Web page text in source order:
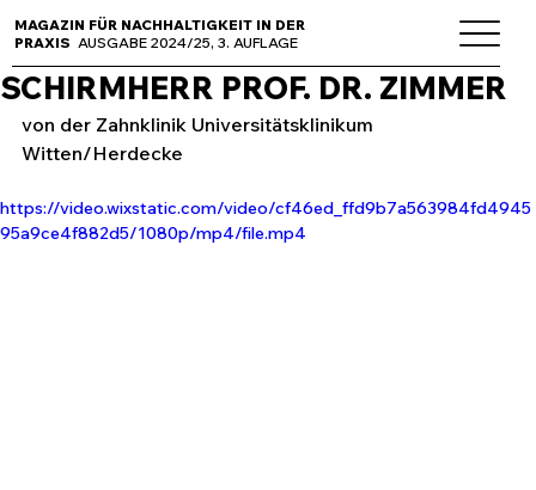
MAGAZIN FÜR NACHHALTIGKEIT IN DER
PRAXISAUSGABE 2024/25, 3. AUFLAGE
SCHIRMHERR PROF. DR. ZIMMER
von der Zahnklinik Universitätsklinikum
Witten/Herdecke
https://video.wixstatic.com/video/cf46ed_ffd9b7a563984fd4945
95a9ce4f882d5/1080p/mp4/file.mp4